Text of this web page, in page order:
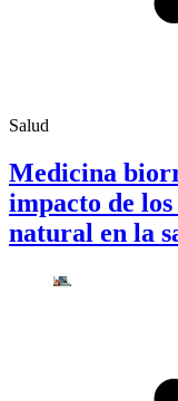
Salud
Medicina
impacto de
natural en la